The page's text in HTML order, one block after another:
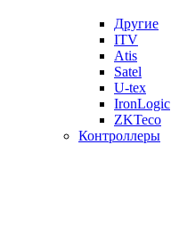
Другие
ITV
Atis
Satel
U-tex
IronLogic
ZKTeco
Контроллеры